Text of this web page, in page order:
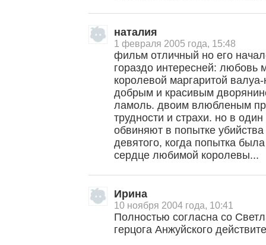
наталия
1 февраля 2005 года, 15:48
фильм отличный но его
гораздо интересней: любовь
королевой маргаритой
добрым и красивым
ламоль. двоим влюбленым
трудности и страхи. но в
обвиняют в попытке
девятого, когда попытка
сердце любимой королевы...
Ирина
10 ноября 2004 года, 10:41
Полностью согласна со
герцога Анжуйского